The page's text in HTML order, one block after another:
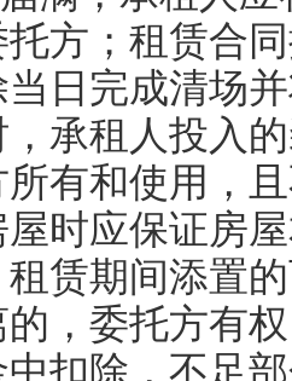
托方；租赁合
日完成清场
承租人投入
有和使用，
时应保证房
赁期间添置
，委托方有
扣除，不足